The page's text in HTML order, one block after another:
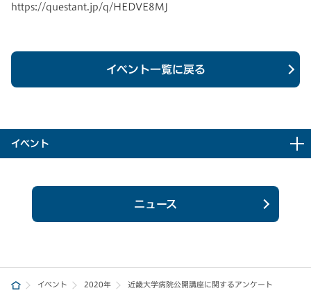
https://questant.jp/q/HEDVE8MJ
イベント一覧に戻る
イベント
ニュース
イベント 2020年 近畿大学病院公開講座に関するアンケート